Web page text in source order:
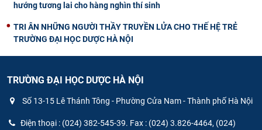
hướng tương lai cho hàng nghìn thí sinh
TRI ÂN NHỮNG NGƯỜI THẦY TRUYỀN LỬA CHO THẾ HỆ TRẺ
TRƯỜNG ĐẠI HỌC DƯỢC HÀ NỘI
TRƯỜNG ĐẠI HỌC DƯỢC HÀ NỘI
Số 13-15 Lê Thánh Tông - Phường Cửa Nam - Thành phố Hà Nội
Điện thoại : (024) 382-545-39. Fax : (024) 3.826-4464, (024)